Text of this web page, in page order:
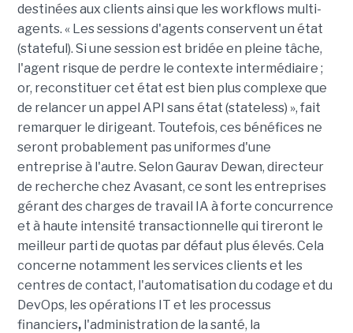
destinées aux clients ainsi que les workflows multi-
agents. « Les sessions d'agents conservent un état
(stateful). Si une session est bridée en pleine tâche,
l'agent risque de perdre le contexte intermédiaire ;
or, reconstituer cet état est bien plus complexe que
de relancer un appel API sans état (stateless) », fait
remarquer le dirigeant. Toutefois, ces bénéfices ne
seront probablement pas uniformes d'une
entreprise à l'autre. Selon Gaurav Dewan, directeur
de recherche chez Avasant, ce sont les entreprises
gérant des charges de travail IA à forte concurrence
et à haute intensité transactionnelle qui tireront le
meilleur parti de quotas par défaut plus élevés. Cela
concerne notamment les services clients et les
centres de contact, l'automatisation du codage et du
DevOps, les opérations IT et les processus
financiers,l'administration de la santé, la